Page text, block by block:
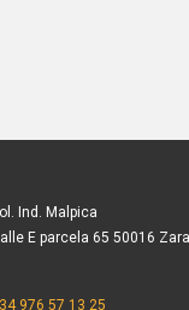
Ind. Malpica
E parcela 65 50016
976 57 13 25